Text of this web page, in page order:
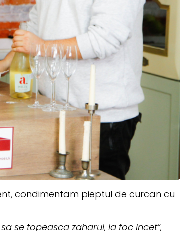
condimentam pieptul de curcan cu
se topeasca zaharul, la foc incet”,